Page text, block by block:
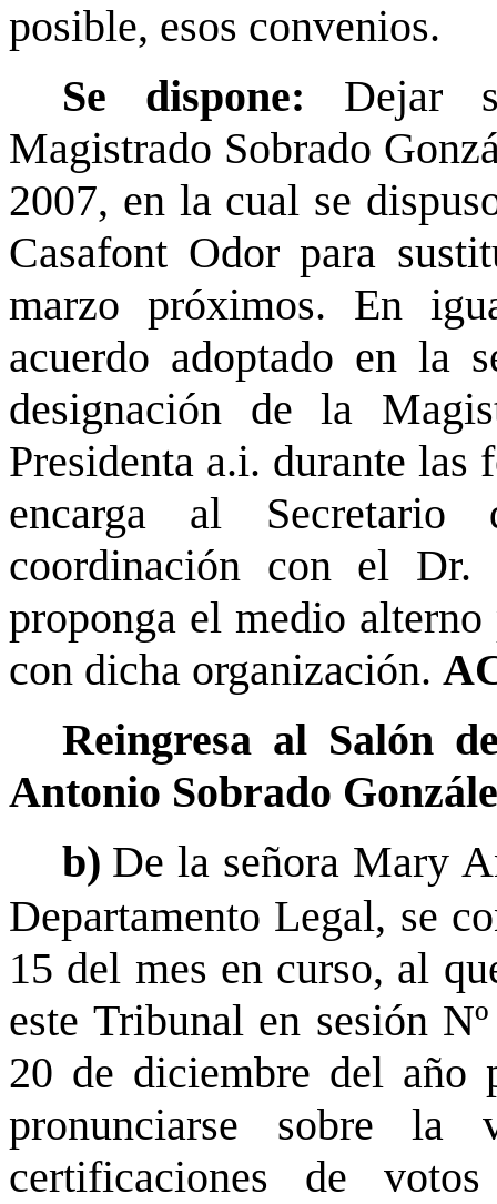
posible, esos convenios.
Se dispone: Dejar
Magistrado Sobrado
2007, en la cual se
Casafont Odor para
marzo próximos. En
acuerdo adoptado en la
designación de la
Presidenta a.i. durante las
encarga al
coordinación con el Dr.
proponga el medio
con dicha organización.
Reingresa al Salón
Antonio Sobrado
b) De la señora Mary
Departamento Legal, se
15 del mes en curso, al
este Tribunal en sesión
20 de diciembre del año
pronunciarse sobre la
certificaciones de